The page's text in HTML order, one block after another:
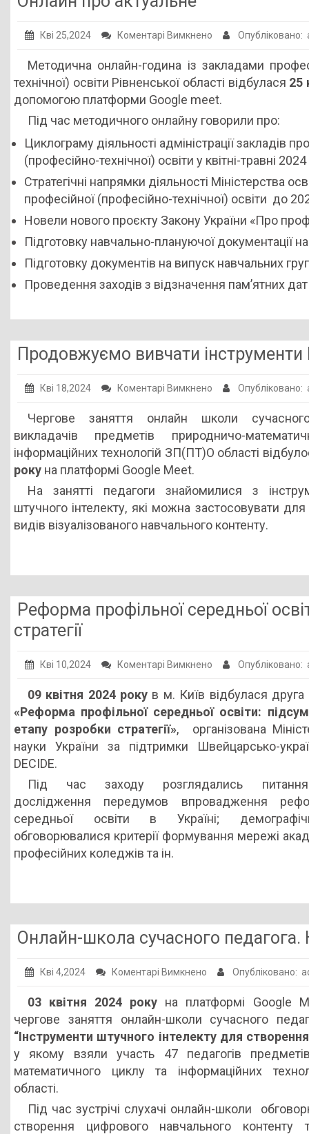
Публічна інформація
Заклади ПТО
Оголошення
Галерея
НМЦ ПТО України
Кві 25,2024 Коментарі Вимкнено до
про
актуальне
Методична онлайн-година із закладами
технічної) освіти Рівненської області відбулася 25
допомогою платформи Google meet.
Під час методичного онлайну говорили про:
Циклограму діяльності адміністрації закладів
(професійно-технічної) освіти у квітні-травні
Стратегічні напрямки діяльності Міністерства
професійної (професійно-технічної) освіти до
Новели нового проєкту Закону України «Про
Підготовку навчально-плануючої документації
Підготовку документів на випуск навчальних
Проведення заходів з відзначення пам’ятних
Продовжуємо вивчати інструменти
Кві 18,2024 Коментарі Вимкнено до
вивчати
інструменти
ШІ
освітян
Чергове заняття онлайн школи
викладачів предметів природничо-
інформаційних технологій ЗП(ПТ)О області
року на платформі Google Meet.
На занятті педагоги знайомилися з
штучного інтелекту, які можна застосовувати
видів візуалізованого навчального контенту.
Реформа профільної середньої
стратегії
Кві 10,2024 Коментарі Вимкнено до
профільної
середньої
освіти:
підсумки
етапу
розробки
стратегії
09 квітня 2024 року в м. Київ відбулася друга
«Реформа профільної середньої освіти:
етапу розробки стратегії», організована
науки України за підтримки Швейцарсько-
DECIDE.
Під час заходу розглядались питання
дослідження передумов впровадження
середньої освіти в Україні;
обговорювалися критерії формування мережі
професійних коледжів та ін.
Онлайн-школа сучасного педагога.
Кві 4,2024 Коментарі Вимкнено до
школа
сучасного
педагога.
Навчання
триває
Опубліковано:
03 квітня 2024 року на платформі Google
чергове заняття онлайн-школи сучасного
“Інструменти штучного інтелекту для
у якому взяли участь 47 педагогів
математичного циклу та інформаційних
області.
Під час зустрічі слухачі онлайн-школи
створення цифрового навчального контенту